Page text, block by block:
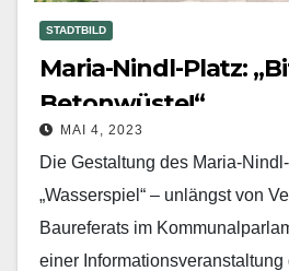
STADTBILD
Maria-Nindl-Platz:
Betonwüste!“
MAI 4, 2023
Die Gestaltung des Maria-
„Wasserspiel“ – unlängst von
Baureferats im
einer Informationsveranstaltung